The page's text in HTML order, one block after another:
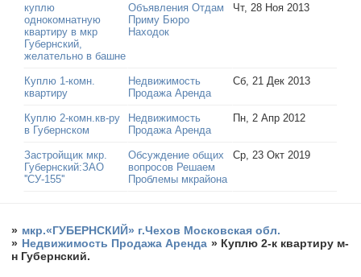
куплю
однокомнатную
квартиру в мкр
Губернский,
желательно в башне
Объявления Отдам
Приму Бюро
Находок
Чт, 28 Ноя 2013
Куплю 1-комн.
квартиру
Недвижимость
Продажа Аренда
Сб, 21 Дек 2013
Куплю 2-комн.кв-ру
в Губернском
Недвижимость
Продажа Аренда
Пн, 2 Апр 2012
Застройщик мкр.
Губернский:ЗАО
''СУ-155''
Обсуждение общих
вопросов Решаем
Проблемы мкрайона
Ср, 23 Окт 2019
» мкр.«ГУБЕРНСКИЙ» г.Чехов Московская обл.
» Недвижимость Продажа Аренда » Куплю 2-к квартиру м-
н Губернский.